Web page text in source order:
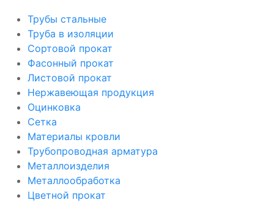
Трубы стальные
Труба в изоляции
Сортовой прокат
Фасонный прокат
Листовой прокат
Нержавеющая продукция
Оцинковка
Сетка
Материалы кровли
Трубопроводная арматура
Металлоизделия
Металлообработка
Цветной прокат